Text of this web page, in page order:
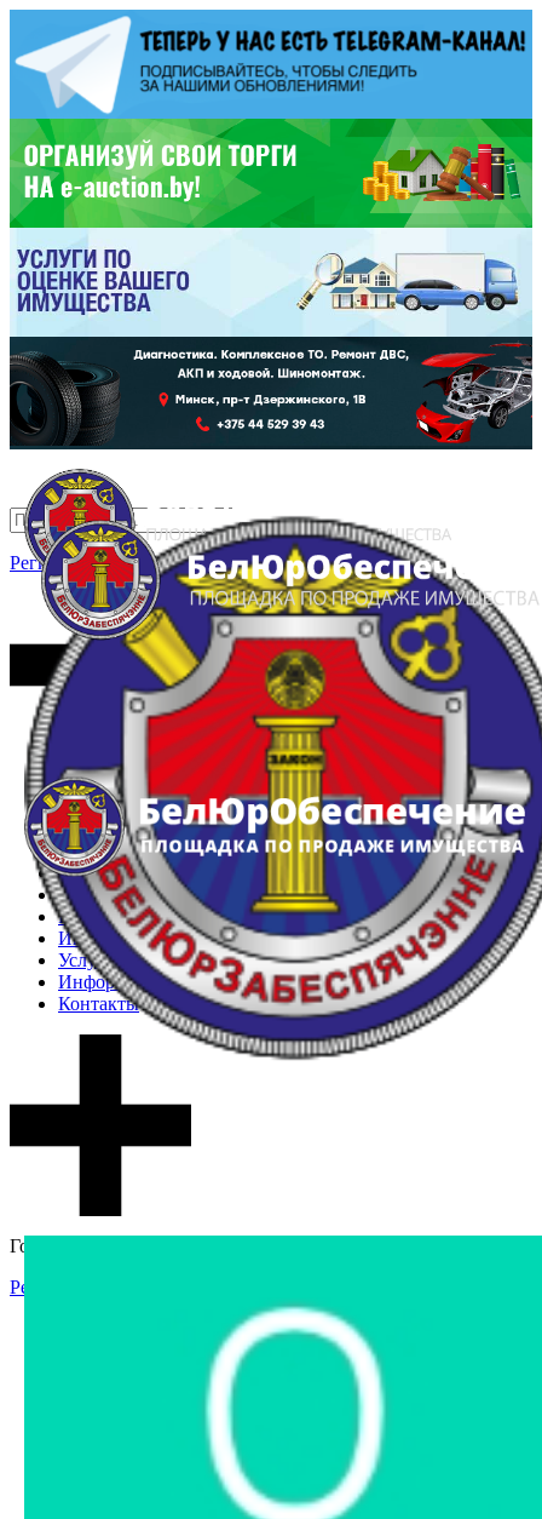
Регистрация Вход
Главная
Арестованное имущество
Реестр несостоявшихся торгов
Реестр переоценок
Частное имущество
Государственное имущество
Интернет-магазин
Интернет-витрина
Услуги
Информация
Контакты
Гостевой доступ
Регистрация
Интернет-магазин
Интернет-витрина